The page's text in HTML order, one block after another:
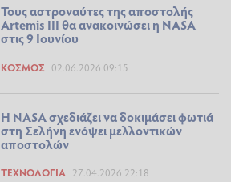
Τους αστροναύτες της αποστολής
Artemis III θα ανακοινώσει η NASA
στις 9 Ιουνίου
ΚΌΣΜΟΣ 02.06.2026 09:15
Η NASA σχεδιάζει να δοκιμάσει φωτιά
στη Σελήνη ενόψει μελλοντικών
αποστολών
ΤΕΧΝΟΛΟΓΊΑ 27.04.2026 22:18